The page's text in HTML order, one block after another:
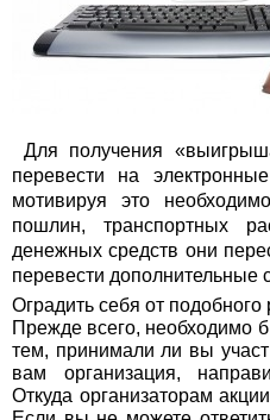
Для получения
перевести на
мотивируя это
пошлин, транспортных
денежных средств они
перевести
Оградить себя от
Прежде всего, необходимо
тем, принимали ли вы
вам организация,
Откуда организаторам